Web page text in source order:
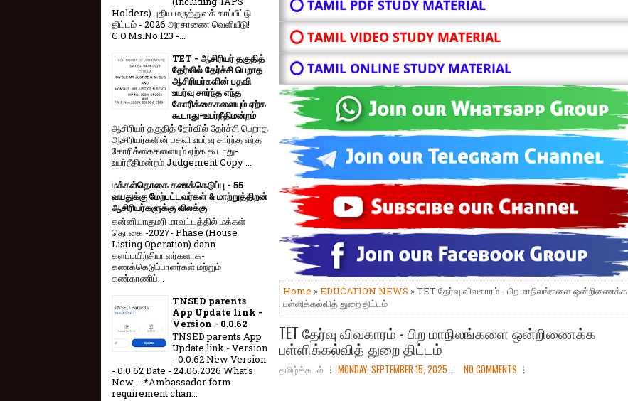
⭕ TAMIL PDF STUDY MATERIAL
⭕ TAMIL VIDEO STUDY MATERIAL
⭕ TAMIL ONLINE STUDY MATERIAL
Home »EDUCATION NEWS » TET தேர்வு விவகாரம் - பிற மாநிலங்களை ஒன்றிணைக்க
பள்ளிக்கல்வித் துறை திட்டம்
TET தேர்வு விவகாரம் - பிற மாநிலங்களை ஒன்றிணைக்க
பள்ளிக்கல்வித் துறை திட்டம்
தமிழ்க்கடல் MONDAY, SEPTEMBER 15, 2025 NO COMMENTS
Holders) புதிய மருத்துவக் காப்பீட்டு
திட்டம் - 2026 அரசாணை வெளியீடு!
G.O.Ms.No.123 -...
TET - ஆசிரியர் தகுதித்
தேர்வில் தேர்ச்சி பெறாத
ஆசிரியர்களின் பதவி
உயர்வு சார்ந்த எந்த
கோரிக்கைகளையும் ஏற்க
கூடாது-உயர்நீதிமன்றம்
ஆசிரியர் தகுதித் தேர்வில் தேர்ச்சி பெறாத
ஆசிரியர்களின் பதவி உயர்வு சார்ந்த எந்த
கோரிக்கைகளையும் ஏற்க கூடாது-
உயர்நீதிமன்றம் Judgement Copy ...
மக்கள்தொகை கணக்கெடுப்பு - 55
வயதுக்கு மேற்பட்டவர்கள் & மாற்றுத்திறன்
ஆசிரியர்களுக்கு விலக்கு
கன்னியாகுமரி மாவட்டத்தில் மக்கள்
தொகை -2027- Phase (House
Listing Operation) dann
களப்பயிற்சியாளர்களாக-
கணக்கெடுப்பாளர்கள் மற்றும்
கண்காணிப்...
TNSED parents
App Update link -
Version - 0.0.62
TNSED parents App
Update link - Version
- 0.0.62 New Version
- 0.0.62 Date - 24.06.2026 What's
New.... *Ambassador form
requirement chan...